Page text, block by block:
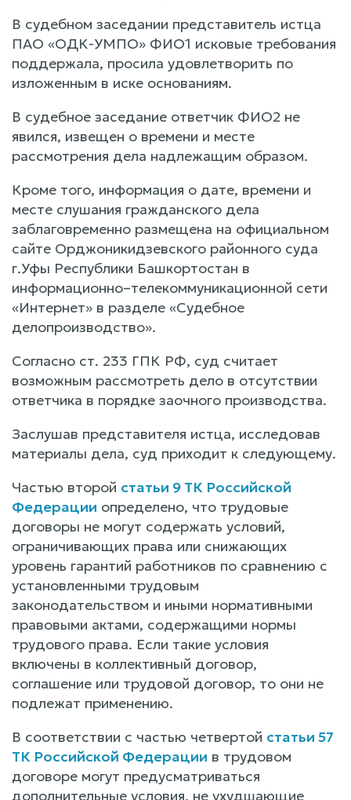
В судебном заседании представитель истца
ПАО «ОДК-УМПО» ФИО1 исковые требования
поддержала, просила удовлетворить по
изложенным в иске основаниям.
В судебное заседание ответчик ФИО2 не
явился, извещен о времени и месте
рассмотрения дела надлежащим образом.
Кроме того, информация о дате, времени и
месте слушания гражданского дела
заблаговременно размещена на официальном
сайте Орджоникидзевского районного суда
г.Уфы Республики Башкортостан в
информационно–телекоммуникационной сети
«Интернет» в разделе «Судебное
делопроизводство».
Согласно ст. 233 ГПК РФ, суд считает
возможным рассмотреть дело в отсутствии
ответчика в порядке заочного производства.
Заслушав представителя истца, исследовав
материалы дела, суд приходит к следующему.
Частью второй статьи 9 ТК Российской
Федерации определено, что трудовые
договоры не могут содержать условий,
ограничивающих права или снижающих
уровень гарантий работников по сравнению с
установленными трудовым
законодательством и иными нормативными
правовыми актами, содержащими нормы
трудового права. Если такие условия
включены в коллективный договор,
соглашение или трудовой договор, то они не
подлежат применению.
В соответствии с частью четвертой статьи 57
ТК Российской Федерации в трудовом
договоре могут предусматриваться
дополнительные условия, не ухудшающие